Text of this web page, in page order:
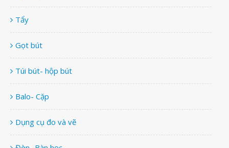
Tẩy
Gọt bút
Túi bút- hộp bút
Balo- Cặp
Dụng cụ đo và vẽ